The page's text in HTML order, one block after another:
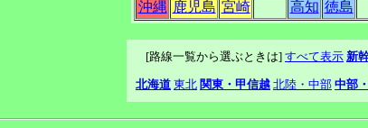
沖縄 鹿児島 宮崎 高知 徳島
[路線一覧から選ぶときは] すべて表示 新
北海道 東北 関東・甲信越 北陸・中部 中部